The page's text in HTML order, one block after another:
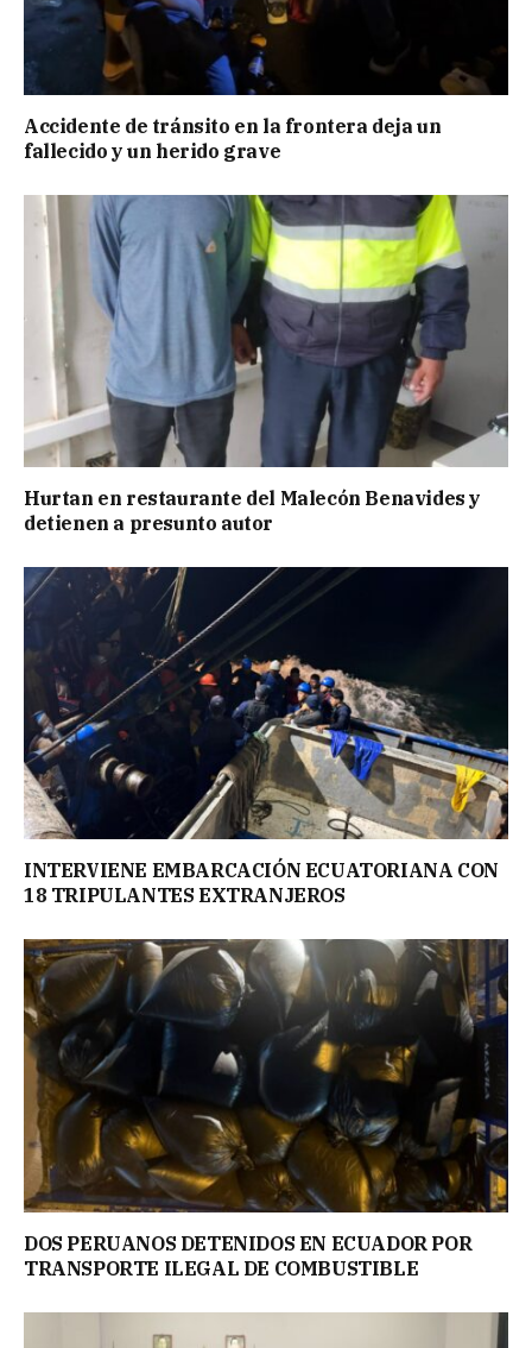
Accidente de tránsito en la frontera deja un
fallecido y un herido grave
Hurtan en restaurante del Malecón Benavides y
detienen a presunto autor
INTERVIENE EMBARCACIÓN ECUATORIANA CON
18 TRIPULANTES EXTRANJEROS
DOS PERUANOS DETENIDOS EN ECUADOR POR
TRANSPORTE ILEGAL DE COMBUSTIBLE